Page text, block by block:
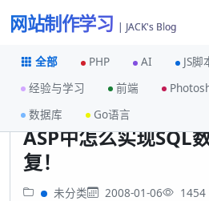
网站制作学习 | JACK's Blog
全部 PHP AI JS脚
经验与学习
前端
数据库
Go语言
首页 未分类 ASP中怎么实现
ASP中怎么实现SQL
复！
未分类 2008-01-06 1454